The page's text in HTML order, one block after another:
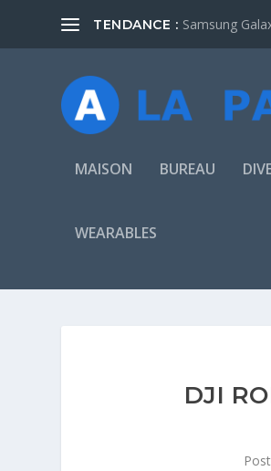
TENDANCE : Samsung
MAISON BUREAU
WEARABLES
DJI